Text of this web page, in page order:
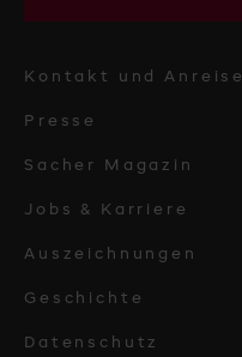
Kontakt und Anreise
Presse
Sacher Magazin
Jobs & Karriere
Auszeichnungen
Geschichte
Datenschutz